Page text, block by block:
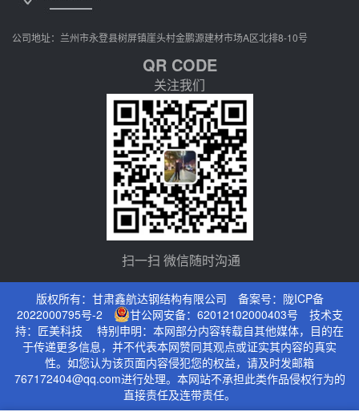
公司地址：兰州市永登县树屏镇崖头村金鹏源建材市场A区北排8-10号
QR CODE
关注我们
扫一扫 微信随时沟通
版权所有：甘肃鑫航达钢结构有限公司 备案号： 陇ICP备
2022000795号-2
甘公网安备：62012102000403号 技术支
持： 匠美科技 特别申明：本网部分内容转载自其他媒体，目的在
于传递更多信息，并不代表本网赞同其观点或证实其内容的真实
性。如您认为该页面内容侵犯您的权益，请及时发邮箱
767172404@qq.com进行处理。本网站不承担此类作品侵权行为的
直接责任及连带责任。